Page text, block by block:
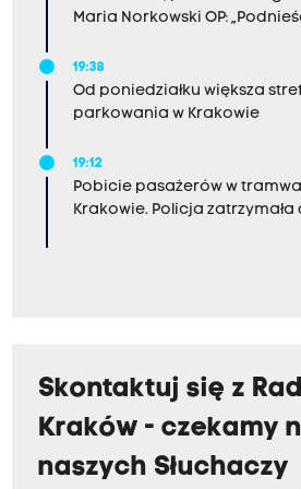
Maria Norkowski OP:
19:38
Od poniedziałku większa
parkowania w Krakowie
19:12
Pobicie pasażerów w
Krakowie. Policja
Skontaktuj się z
Kraków - czekamy
naszych Słuchaczy